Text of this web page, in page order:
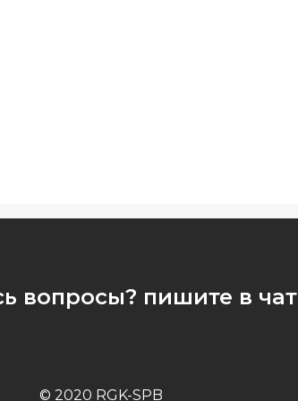
вопросы? пишите в чат
© 2020 RGK-SPB